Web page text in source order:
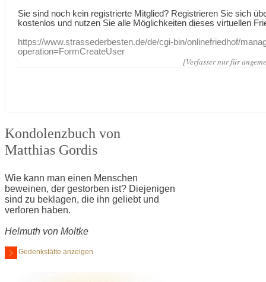
Sie sind noch kein registrierte Mitglied? Registrieren Sie sich
kostenlos und nutzen Sie alle Möglichkeiten dieses virtuellen
https://www.strassederbesten.de/de/cgi-bin/onlinefriedhof/
operation=FormCreateUser
[Verfasser nur für
Kondolenzbuch von
Matthias Gordis
Wie kann man einen Menschen
beweinen, der gestorben ist? Diejenigen
sind zu beklagen, die ihn geliebt und
verloren haben.
Helmuth von Moltke
Gedenkstätte anzeigen